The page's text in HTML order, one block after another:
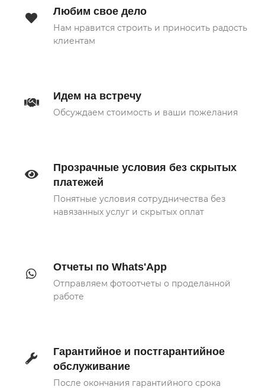
Любим свое дело
Нам нравится строить и приносить радость
клиентам
Идем на встречу
Обсуждаем стоимость и ваши пожелания
Прозрачные условия без скрытых
платежей
Понятные условия сотрудничества без
навязанных услуг и скрытых оплат
Отчеты по Whats'App
Отправляем фотоотчеты о проделанной
работе
Гарантийное и постгарантийное
обслуживание
После окончания гарантийного срока